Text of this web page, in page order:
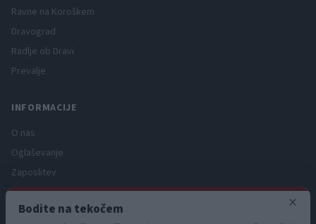
Ravne na Koroškem
Dravograd
Radlje ob Dravi
Prevalje
INFORMACIJE
O nas
Oglaševanje
Zaposlitev
Pravno obvestilo
Zasebnost in piškotki
×
Bodite na tekočem